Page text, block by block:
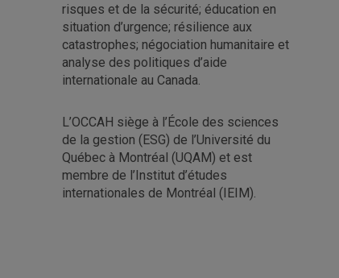
risques et de la sécurité; éducation en
situation d’urgence; résilience aux
catastrophes; négociation humanitaire et
analyse des politiques d’aide
internationale au Canada.
L’OCCAH siège à l’École des sciences
de la gestion (ESG) de l’Université du
Québec à Montréal (UQAM) et est
membre de l’Institut d’études
internationales de Montréal (IEIM).